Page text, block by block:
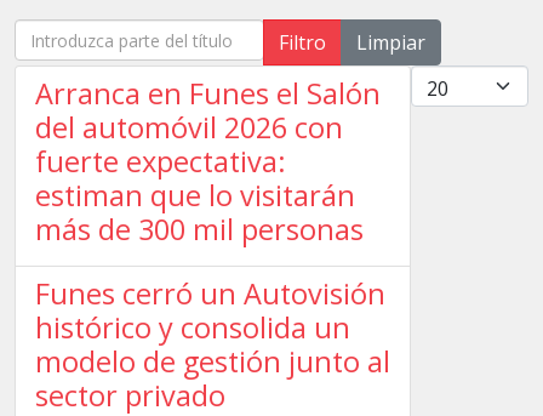
Introduzca parte del título Filtro
Limpiar
Cantidad
Arranca en Funes el Salón
del automóvil 2026 con
fuerte expectativa:
estiman que lo visitarán
más de 300 mil personas
Funes cerró un Autovisión
histórico y consolida un
modelo de gestión junto al
sector privado